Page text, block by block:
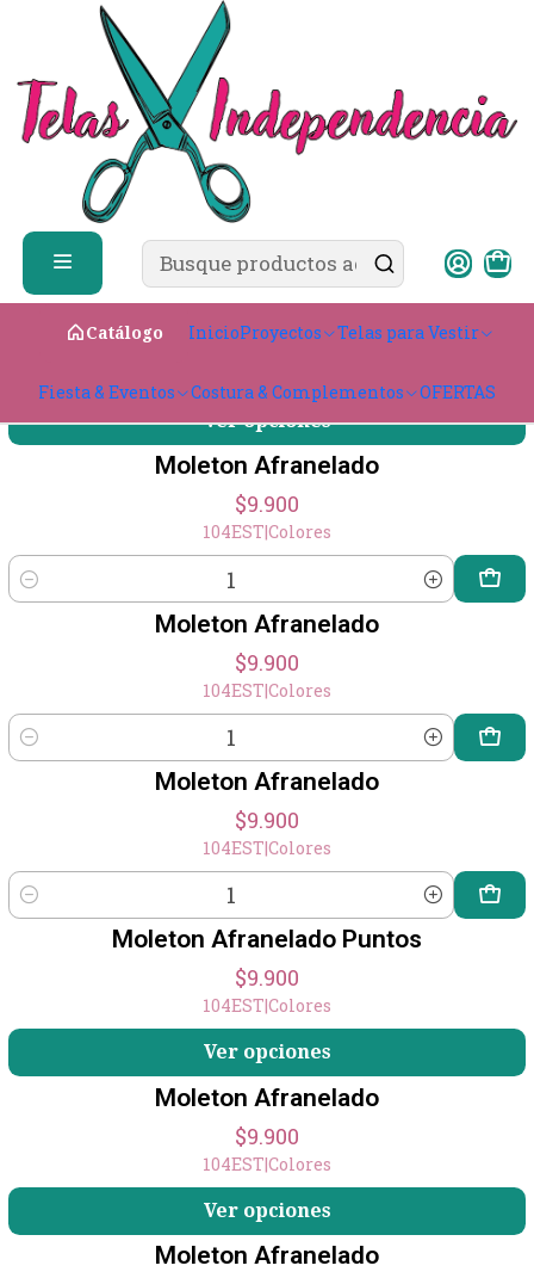
Catálogo InicioProyectos Telas para Vestir
Fiesta & Eventos Costura & Complementos OFERTAS
✨ ¿Cómo comprar?
Telas para Vestir
Tejido Punto
Franela
Franela
Filtros
Moleton Afranelado
$9.900
Ver opciones
Moleton Afranelado
$9.900
104EST|Colores
Cantidad
Moleton Afranelado
$9.900
104EST|Colores
Cantidad
Moleton Afranelado
$9.900
104EST|Colores
Cantidad
Moleton Afranelado Puntos
$9.900
104EST|Colores
Ver opciones
Moleton Afranelado
$9.900
104EST|Colores
Ver opciones
Moleton Afranelado